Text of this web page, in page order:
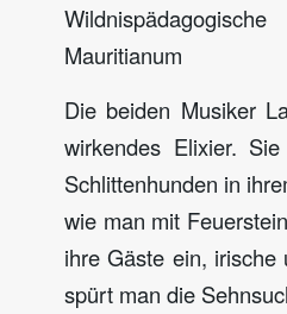
Mauritianum
Die beiden Musiker
wirkendes Elixier.
Schlittenhunden in
wie man mit
ihre Gäste ein, irische
spürt man die